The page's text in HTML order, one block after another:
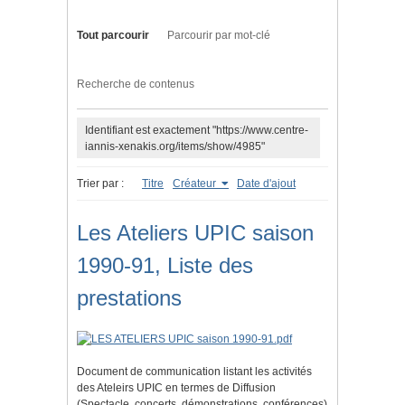
Tout parcourir Parcourir par mot-clé
Recherche de contenus
Identifiant est exactement "https://www.centre-
iannis-xenakis.org/items/show/4985"
Trier par : Titre Créateur Date d'ajout
Les Ateliers UPIC saison
1990-91, Liste des
prestations
Document de communication listant les activités
des Ateleirs UPIC en termes de Diffusion